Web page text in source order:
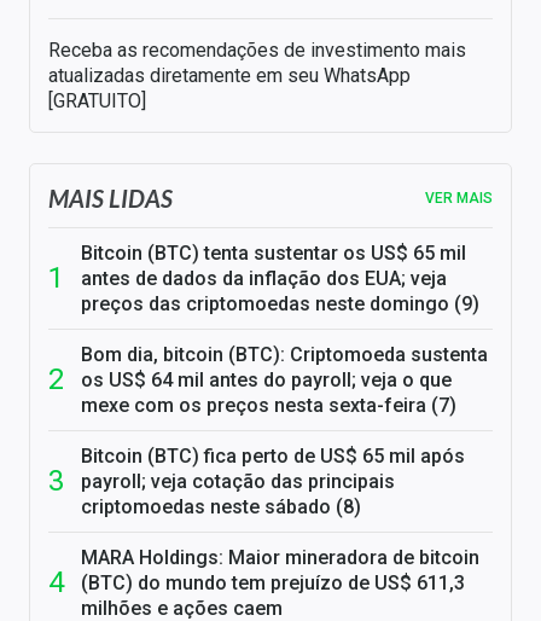
Receba as recomendações de investimento mais
atualizadas diretamente em seu WhatsApp
[GRATUITO]
MAIS LIDAS VER MAIS
Bitcoin (BTC) tenta sustentar os US$ 65 mil
antes de dados da inflação dos EUA; veja
preços das criptomoedas neste domingo (9)
Bom dia, bitcoin (BTC): Criptomoeda sustenta
os US$ 64 mil antes do payroll; veja o que
mexe com os preços nesta sexta-feira (7)
Bitcoin (BTC) fica perto de US$ 65 mil após
payroll; veja cotação das principais
criptomoedas neste sábado (8)
MARA Holdings: Maior mineradora de bitcoin
(BTC) do mundo tem prejuízo de US$ 611,3
milhões e ações caem